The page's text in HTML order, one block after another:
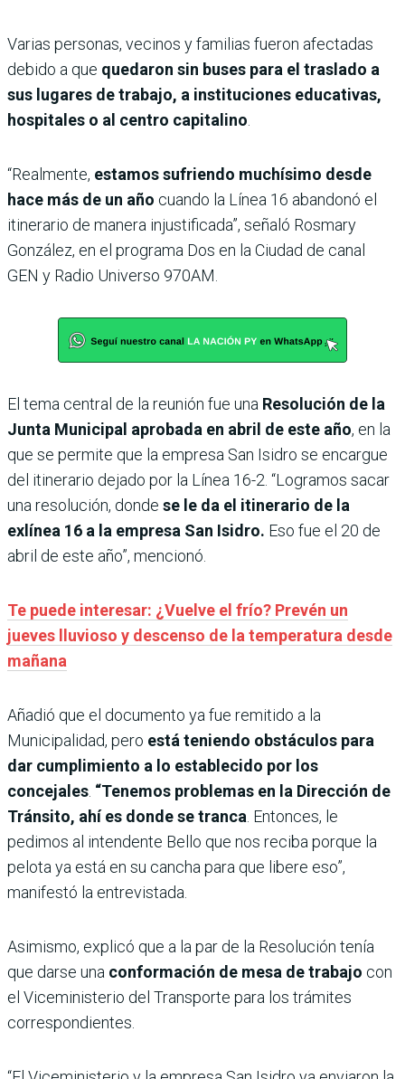
Varias personas, vecinos y familias fueron afectadas
debido a que quedaron sin buses para el traslado a
sus lugares de trabajo, a instituciones educativas,
hospitales o al centro capitalino
“Realmente, estamos sufriendo muchísimo desde
hace más de un año cuando la Línea 16 abandonó el
itinerario de manera injustificada”, señaló Rosmary
González, en el programa Dos en la Ciudad de canal
GEN y Radio Universo 970AM.
El tema central de la reunión fue una Resolución de la
Junta Municipal aprobada en abril de este año, en la
que se permite que la empresa San Isidro se encargue
del itinerario dejado por la Línea 16-2. “Logramos sacar
una resolución, donde se le da el itinerario de la
exlínea 16 a la empresa San Isidro. Eso fue el 20 de
abril de este año”, mencionó.
Te puede interesar: ¿Vuelve el frío? Prevén un
jueves lluvioso y descenso de la temperatura desde
mañana
Añadió que el documento ya fue remitido a la
Municipalidad, pero está teniendo obstáculos para
dar cumplimiento a lo establecido por los
concejales “Tenemos problemas en la Dirección de
Tránsito, ahí es donde se tranca . Entonces, le
pedimos al intendente Bello que nos reciba porque la
pelota ya está en su cancha para que libere eso”,
manifestó la entrevistada.
Asimismo, explicó que a la par de la Resolución tenía
que darse una conformación de mesa de trabajo con
el Viceministerio del Transporte para los trámites
correspondientes.